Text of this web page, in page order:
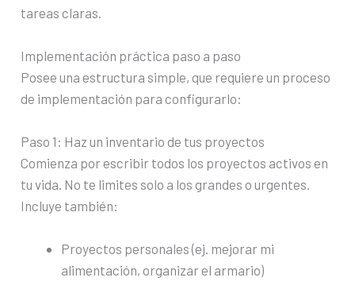
tareas claras.
Implementación práctica paso a paso
Posee una estructura simple, que requiere un proceso
de implementación para configurarlo:
Paso 1: Haz un inventario de tus proyectos
Comienza por escribir todos los proyectos activos en
tu vida. No te limites solo a los grandes o urgentes.
Incluye también:
Proyectos personales (ej. mejorar mi
alimentación, organizar el armario)